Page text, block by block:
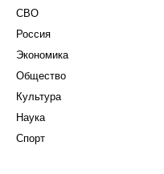
СВО
Россия
Экономика
Общество
Культура
Наука
Спорт